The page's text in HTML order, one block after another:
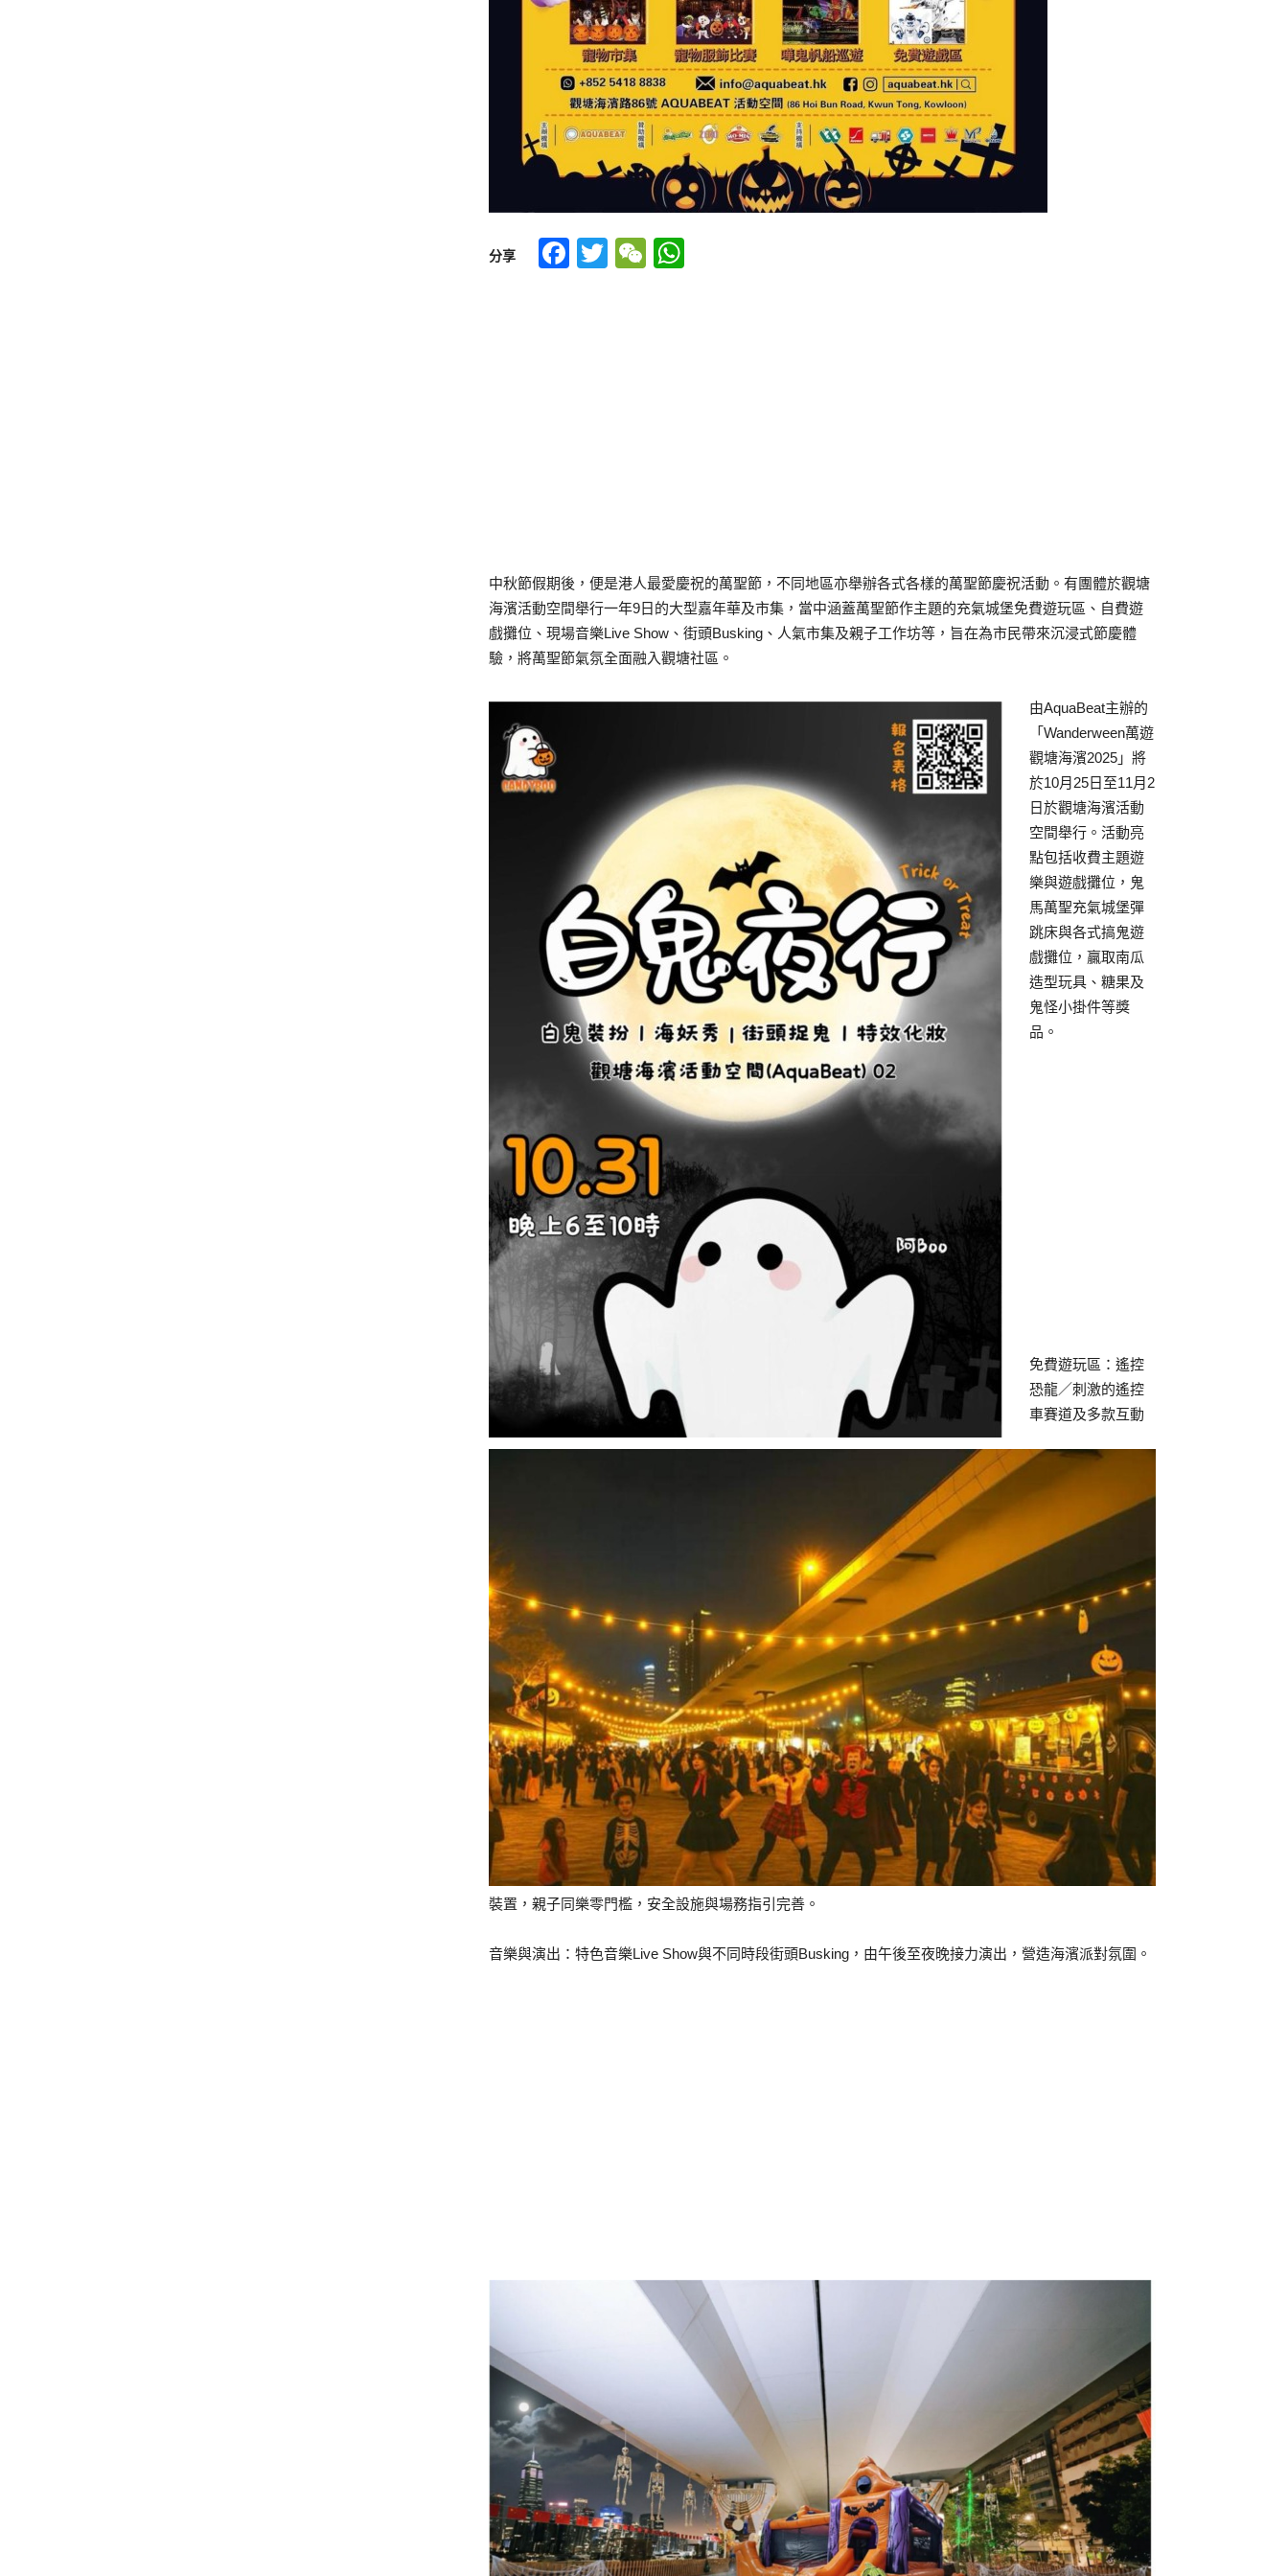
分享 Facebook
TwitterWeChat
中秋節假期後，便是港人最愛慶祝的萬聖節，不同地區亦舉辦各式各樣的萬聖節慶祝活動。有團體於觀塘
海濱活動空間舉行一年9日的大型嘉年華及市集，當中涵蓋萬聖節作主題的充氣城堡免費遊玩區、自費遊
戲攤位、現場音樂Live Show、街頭Busking、人氣市集及親子工作坊等，旨在為市民帶來沉浸式節慶體
驗，將萬聖節氣氛全面融入觀塘社區。
由AquaBeat主辦的
「Wanderween萬遊
觀塘海濱2025」將
於10月25日至11月2
日於觀塘海濱活動
空間舉行。活動亮
點包括收費主題遊
樂與遊戲攤位，鬼
馬萬聖充氣城堡彈
跳床與各式搞鬼遊
戲攤位，贏取南瓜
造型玩具、糖果及
鬼怪小掛件等獎
品。
免費遊玩區：遙控
恐龍／刺激的遙控
車賽道及多款互動
裝置，親子同樂零門檻，安全設施與場務指引完善。
音樂與演出：特色音樂Live Show與不同時段街頭Busking，由午後至夜晚接力演出，營造海濱派對氛圍。